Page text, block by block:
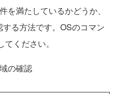
満たしているかどうか、
る方法です。OSのコマン
ください。
の確認